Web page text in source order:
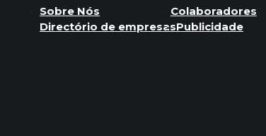
Sobre Nós Colaboradores
Directório de empresasPublicidade